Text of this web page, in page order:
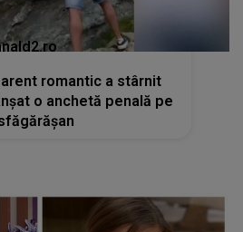
romantic a stârnit
o anchetă penală pe